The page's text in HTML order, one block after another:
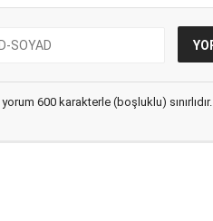
600 karakterle (boşluklu) sınırlıdır.